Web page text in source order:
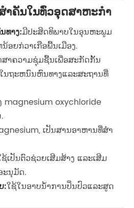
ຄັນໃນທົ່ວອຸດສາຫະກໍາ
ທາງ​:ມີປະສິດທິພາບໃນອຸນຫະພູມ
ອຍກ່ວາເກືອພື້ນເມືອງ.
າຄວາມຊຸ່ມຊື້ນເພື່ອສະກັດກັ້ນ
ນຖະຫນົນຫົນທາງແລະສະຖານທີ່
magnesium oxychloride
ເປັນສານອາຫານທີ່ສໍາ
ເປັນຕົວຊ່ວຍເສີມສ້າງ ແລະເສີມ
ນຸມັດ.
:ໃຊ້ໃນອາບນ້ໍາການປິ່ນປົວແລະສູດ